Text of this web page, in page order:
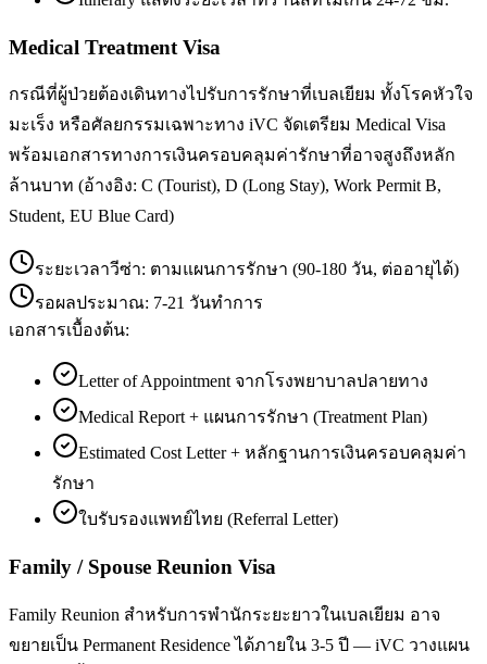
Medical Treatment Visa
กรณีที่ผู้ป่วยต้องเดินทางไปรับการรักษาที่เบลเยียม ทั้งโรคหัวใจ
มะเร็ง หรือศัลยกรรมเฉพาะทาง iVC จัดเตรียม Medical Visa
พร้อมเอกสารทางการเงินครอบคลุมค่ารักษาที่อาจสูงถึงหลัก
ล้านบาท (อ้างอิง: C (Tourist), D (Long Stay), Work Permit B,
Student, EU Blue Card)
ระยะเวลาวีซ่า: ตามแผนการรักษา (90-180 วัน, ต่ออายุได้)
รอผลประมาณ: 7-21 วันทำการ
เอกสารเบื้องต้น:
Letter of Appointment จากโรงพยาบาลปลายทาง
Medical Report + แผนการรักษา (Treatment Plan)
Estimated Cost Letter + หลักฐานการเงินครอบคลุมค่า
รักษา
ใบรับรองแพทย์ไทย (Referral Letter)
Family / Spouse Reunion Visa
Family Reunion สำหรับการพำนักระยะยาวในเบลเยียม อาจ
ขยายเป็น Permanent Residence ได้ภายใน 3-5 ปี — iVC วางแผน